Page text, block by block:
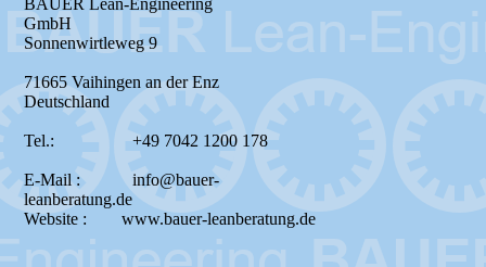
BAUER Lean-Engineering
GmbH
Sonnenwirtleweg 9
71665 Vaihingen an der Enz
Deutschland
Tel.: +49 7042 1200 178
E-Mail : info@bauer-
leanberatung.de
Website : www.bauer-leanberatung.de